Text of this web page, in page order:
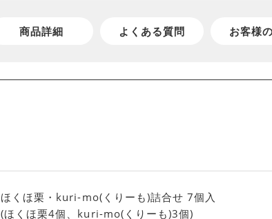
商品詳細 よくある質問 お客様
ほくほ栗・kuri-mo(くりーも)詰合せ 7個入
(ほくほ栗4個、kuri-mo(くりーも)3個)